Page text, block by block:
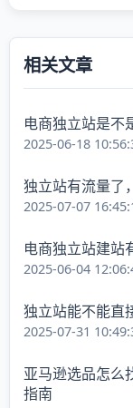
相关文章
电商独立站是不
2025-06-18
独立站有流量了
2025-07-07
电商独立站建站
2025-06-04
独立站能不能直
2025-07-31
亚马逊选品怎么
指南